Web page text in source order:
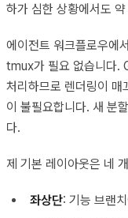
하가 심한 상황에서도
에이전트 워크플로우에
tmux가 필요 없습니다.
처리하므로 렌더링이 매
이 불필요합니다. 새 분
다.
제 기본 레이아웃은 네
좌상단: 기능 브랜